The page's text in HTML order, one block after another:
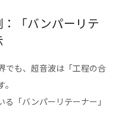
「バンパーリテ
でも、超音波は「工程の合
「バンパーリテーナー」